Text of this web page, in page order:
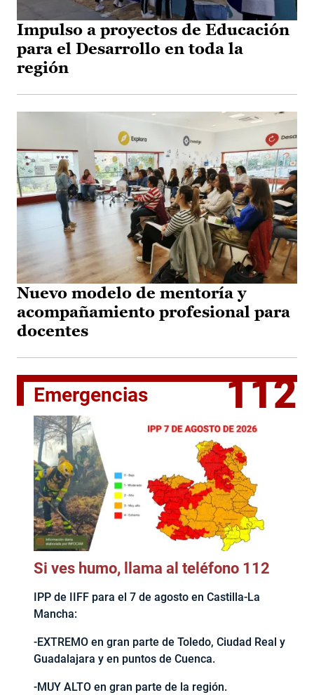
Impulso a proyectos de Educación
para el Desarrollo en toda la
región
Nuevo modelo de mentoría y
acompañamiento profesional para
docentes
Emergencias 112
Si ves humo, llama al teléfono 112
IPP de IIFF para el 7 de agosto en Castilla-La
Mancha:
-EXTREMO en gran parte de Toledo, Ciudad Real y
Guadalajara y en puntos de Cuenca.
-MUY ALTO en gran parte de la región.